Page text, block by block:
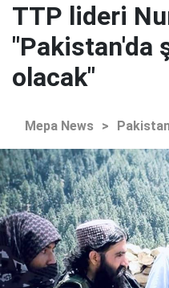
TTP lideri
"Pakistan'da
olacak"
Mepa News >